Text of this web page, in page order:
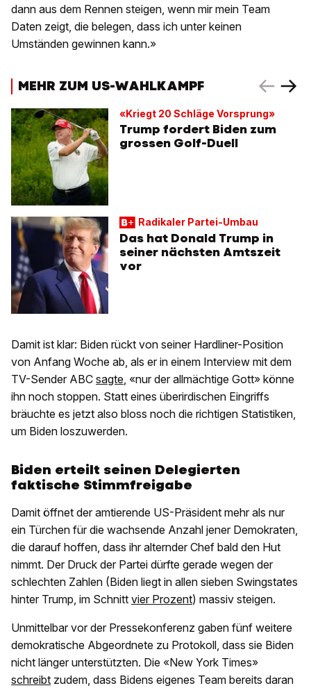
dann aus dem Rennen steigen, wenn mir mein Team
Daten zeigt, die belegen, dass ich unter keinen
Umständen gewinnen kann.»
MEHR ZUM US-WAHLKAMPF
«Kriegt 20 Schläge Vorsprung»
Trump fordert Biden zum
grossen Golf-Duell
Radikaler Partei-Umbau
Das hat Donald Trump in
seiner nächsten Amtszeit
vor
Damit ist klar: Biden rückt von seiner Hardliner-Position
von Anfang Woche ab, als er in einem Interview mit dem
TV-Sender ABC sagte, «nur der allmächtige Gott» könne
ihn noch stoppen. Statt eines überirdischen Eingriffs
bräuchte es jetzt also bloss noch die richtigen Statistiken,
um Biden loszuwerden.
Biden erteilt seinen Delegierten
faktische Stimmfreigabe
Damit öffnet der amtierende US-Präsident mehr als nur
ein Türchen für die wachsende Anzahl jener Demokraten,
die darauf hoffen, dass ihr alternder Chef bald den Hut
nimmt. Der Druck der Partei dürfte gerade wegen der
schlechten Zahlen (Biden liegt in allen sieben Swingstates
hinter Trump, im Schnitt vier Prozent) massiv steigen.
Unmittelbar vor der Pressekonferenz gaben fünf weitere
demokratische Abgeordnete zu Protokoll, dass sie Biden
nicht länger unterstützten. Die «New York Times»
schreibt zudem, dass Bidens eigenes Team bereits daran